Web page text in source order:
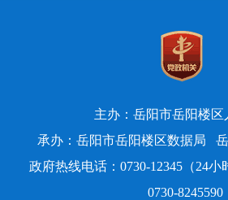
公时间夏令时（冬季作息时间
上午9:00—12:00，下午
—18:00，国家法定节假日除外
515室查询；
主办：岳阳市岳阳楼区
承办：岳阳市岳阳楼区数据局
政府热线电话：0730-12345（24小
0730-8245590